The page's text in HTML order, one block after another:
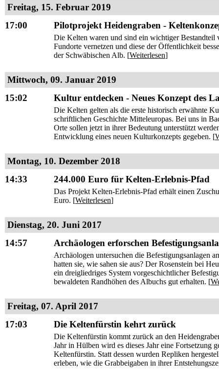
Freitag, 15. Februar 2019
17:00
Pilotprojekt Heidengraben -
Die Kelten waren und sind ein wichtiger
Fundorte vernetzen und diese der Öffentlichkeit
der Schwäbischen Alb. [Weiterlesen]
Mittwoch, 09. Januar 2019
15:02
Kultur entdecken - Neues Konzept des
Die Kelten gelten als die erste historisch erwähnte
schriftlichen Geschichte Mitteleuropas. Bei uns in
Orte sollen jetzt in ihrer Bedeutung unterstützt
Entwicklung eines neuen Kulturkonzepts gegeben. [
Montag, 10. Dezember 2018
14:33
244.000 Euro für Kelten-Erlebnis-Pfad
Das Projekt Kelten-Erlebnis-Pfad erhält einen
Euro. [Weiterlesen]
Dienstag, 20. Juni 2017
14:57
Archäologen erforschen
Archäologen untersuchen die Befestigungsanlagen
hatten sie, wie sahen sie aus? Der Rosenstein bei
ein dreigliedriges System vorgeschichtlicher
bewaldeten Randhöhen des Albuchs gut erhalten. [
Freitag, 07. April 2017
17:03
Die Keltenfürstin kehrt zurück
Die Keltenfürstin kommt zurück an den
Jahr in Hülben wird es dieses Jahr eine Fortsetzung
Keltenfürstin. Statt dessen wurden Repliken
erleben, wie die Grabbeigaben in ihrer